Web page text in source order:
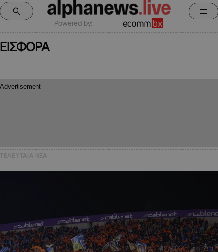
Powered by:
ΕΙΣΦΟΡΑ